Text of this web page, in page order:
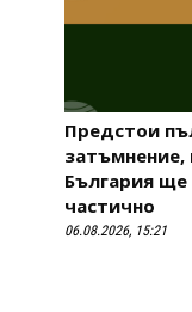
Предстои
затъмнение,
България ще
частично
06.08.2026, 15:21